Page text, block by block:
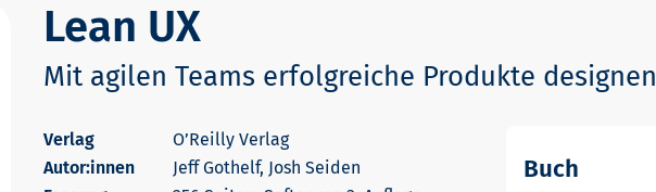
Lean UX
Mit agilen Teams erfolgreiche Produkte designen
O’Reilly Verlag
Autor:innen
Jeff Gothelf, Josh Seiden
Buch